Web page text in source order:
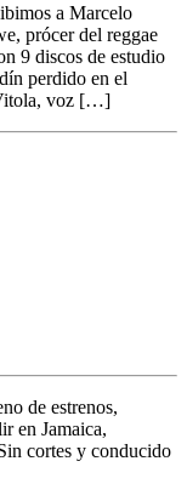
a Marcelo
prócer del reggae
9 discos de estudio
perdido en el
voz […]
de estrenos,
en Jamaica,
cortes y conducido